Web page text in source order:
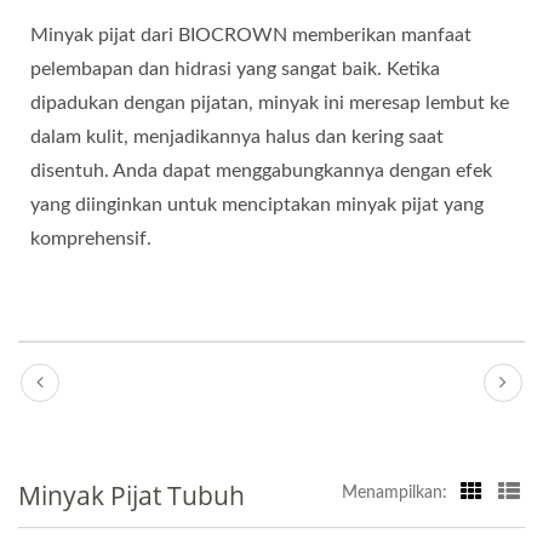
Minyak pijat dari BIOCROWN memberikan manfaat
pelembapan dan hidrasi yang sangat baik. Ketika
dipadukan dengan pijatan, minyak ini meresap lembut ke
dalam kulit, menjadikannya halus dan kering saat
disentuh. Anda dapat menggabungkannya dengan efek
yang diinginkan untuk menciptakan minyak pijat yang
komprehensif.
Minyak Pijat Tubuh Menampilkan: